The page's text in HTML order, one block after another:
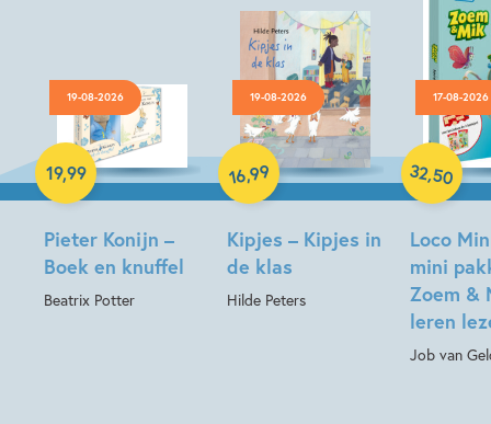
19-08-2026
Pieter Konijn –
Boek en knuffel
Beatrix Potter
19,99
Hardcover
19-08-2026
Kipjes – Kipjes in
de klas
Hilde Peters
16,99
Hardcover
17-08-2026
Loco
mini
Zoem &
leren
Job van
32,50
Paperback